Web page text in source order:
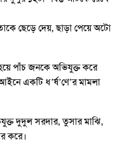
ছেড়ে দেয়, ছাড়া পেয়ে অটো
পাঁচ জনকে অভিযুক্ত করে
একটি ধ’র্ষ’ণে’র মামলা
দুদুল সরদার, তুসার মাঝি,
করে।